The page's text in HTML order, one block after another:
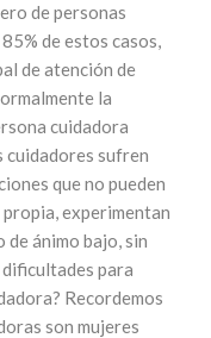
de personas
de estos casos,
de atención de
la
cuidadora
cuidadores sufren
que no pueden
experimentan
de ánimo bajo, sin
dificultades para
Recordemos
son mujeres